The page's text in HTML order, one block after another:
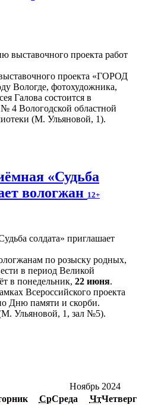
проекта «ГОРОД
Вологде, фотохудожника,
Галова состоится в
№ 4 Вологодской областной
(М. Ульяновой, 1).
«Судьба
вологжан 12+
по розыску родных,
в период Великой
в понедельник, 22 июня.
Всероссийского проекта
Дню памяти и скорби.
Ульяновой, 1, зал №5).
Ноябрь 2024
СрСреда ЧтЧетверг